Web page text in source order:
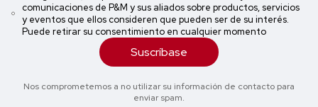
comunicaciones de P&M y sus aliados sobre productos, servicios
y eventos que ellos consideren que pueden ser de su interés.
Puede retirar su consentimiento en cualquier momento
Suscríbase
Nos comprometemos a no utilizar su información de contacto para
enviar spam.